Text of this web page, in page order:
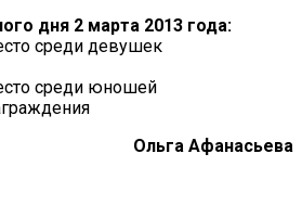
дня 2 марта 2013 года:
среди девушек
среди юношей
Ольга Афанасьева